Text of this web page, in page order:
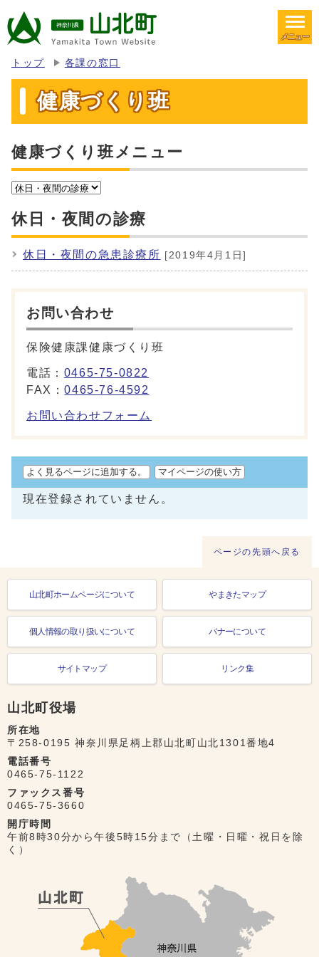
メニュー
トップ 各課の窓口
健康づくり班
健康づくり班メニュー
休日・夜間の診療
休日・夜間の急患診療所 [2019年4月1日]
お問い合わせ
保険健康課健康づくり班
電話： 0465-75-0822
FAX：0465-76-4592
お問い合わせフォーム
よく見るページに追加する。 マイページの使い方
現在登録されていません。
ページの先頭へ戻る
山北町ホームページについて やまきたマップ
個人情報の取り扱いについて バナーについて
サイトマップ リンク集
山北町役場
所在地
〒258-0195 神奈川県足柄上郡山北町山北1301番地4
電話番号
0465-75-1122
ファックス番号
0465-75-3660
開庁時間
午前8時30分から午後5時15分まで（土曜・日曜・祝日を除
く）